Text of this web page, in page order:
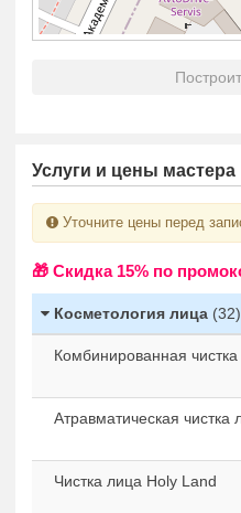
Услуги и цены мастера
Уточните цены перед
🎁 Cкидка 15% по
Косметология лица (32)
Комбинированная
Атравматическая чистка
Чистка лица Holy Land